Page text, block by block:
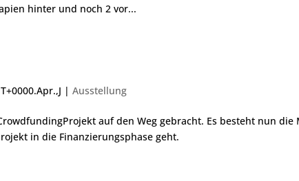
hinter und noch 2 vor...
| Ausstellung
auf den Weg gebracht. Es besteht nun die
in die Finanzierungsphase geht.